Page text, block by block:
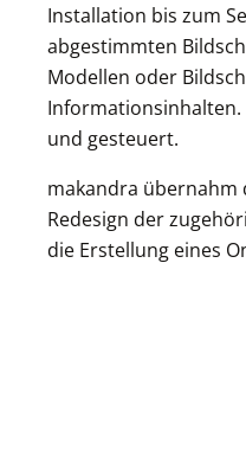
Installation bis zum
abgestimmten
Modellen oder
Informationsinhalten.
und gesteuert.
makandra übernahm
Redesign der
die Erstellung eines